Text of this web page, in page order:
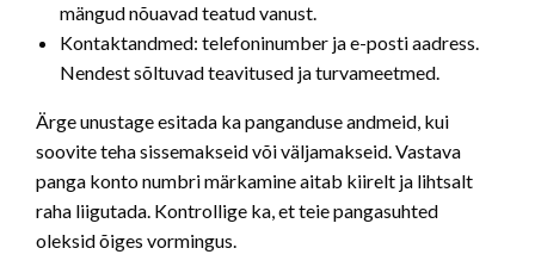
mängud nõuavad teatud vanust.
Kontaktandmed: telefoninumber ja e-posti aadress.
Nendest sõltuvad teavitused ja turvameetmed.
Ärge unustage esitada ka panganduse andmeid, kui
soovite teha sissemakseid või väljamakseid. Vastava
panga konto numbri märkamine aitab kiirelt ja lihtsalt
raha liigutada. Kontrollige ka, et teie pangasuhted
oleksid õiges vormingus.